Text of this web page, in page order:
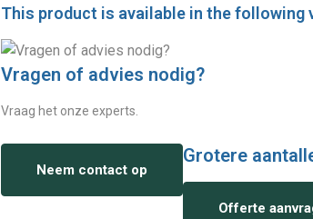
This product is available in the following
Vragen of advies nodig?
Vraag het onze experts.
Neem contact op
Grotere
Offerte